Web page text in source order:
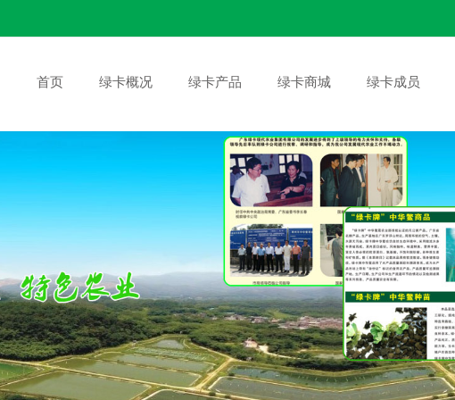
首页 绿卡概况 绿卡产品 绿卡商城 绿卡成员